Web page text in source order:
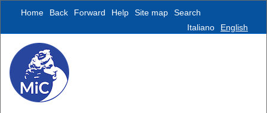
Home Back Forward Help Site map
Search
Italiano
English